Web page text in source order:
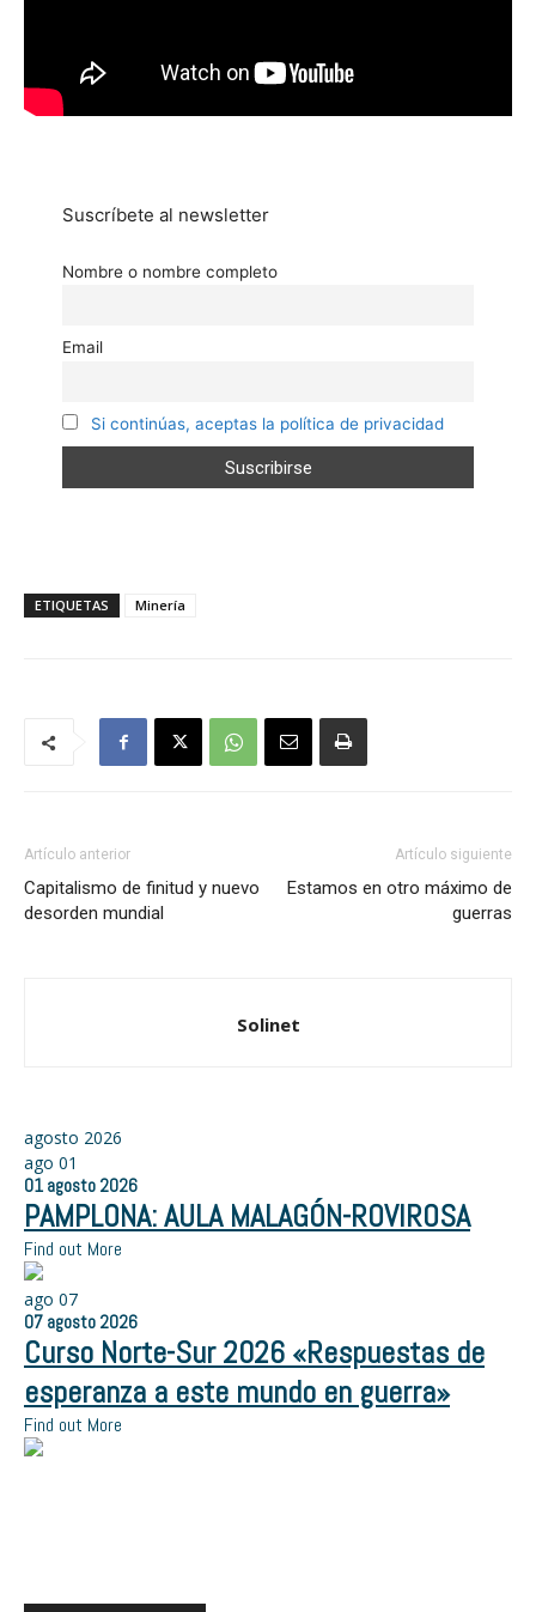
Suscríbete al newsletter
Nombre o nombre completo
Email
Si continúas, aceptas la política de privacidad
ETIQUETAS Minería
Artículo anterior
Capitalismo de finitud y nuevo
desorden mundial
Artículo siguiente
Estamos en otro máximo de
guerras
Solinet
agosto 2026
ago 01
01 agosto 2026
PAMPLONA: AULA MALAGÓN-ROVIROSA
Find out More
ago 07
07 agosto 2026
Curso Norte-Sur 2026 «Respuestas de
esperanza a este mundo en guerra»
Find out More